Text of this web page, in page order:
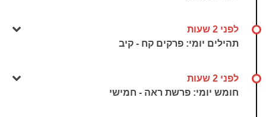
לפני 2 שעות
תהילים יומי: פרקים קח - קיב
לפני 2 שעות
חומש יומי: פרשת ראה - חמישי